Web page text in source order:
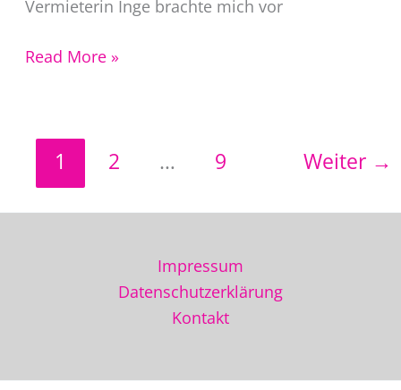
Vermieterin Inge brachte mich vor
Aroniasaft
Read More »
1 2 … 9 Weiter →
Impressum
Datenschutzerklärung
Kontakt